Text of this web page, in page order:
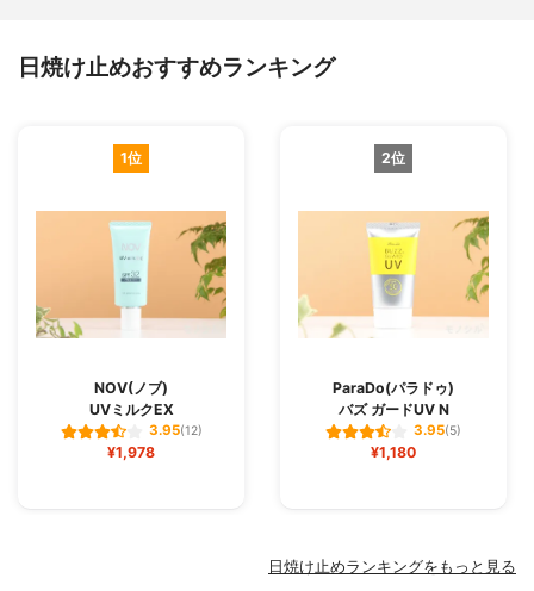
日焼け止めおすすめランキング
1位
NOV(ノブ)
UVミルクEX
3.95(12)
¥1,978
2位
ParaDo(パラドゥ)
バズ ガードUV N
3.95(5)
¥1,180
日焼け止めランキングをもっと見る